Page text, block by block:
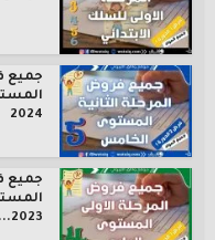
جميع
2024
جميع
2023...